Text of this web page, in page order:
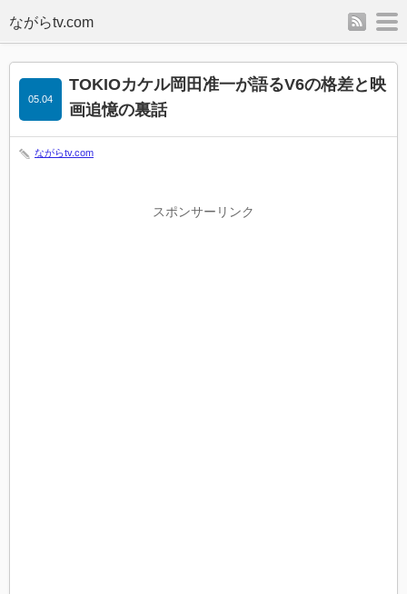
rss
TOKIOカケル岡田准一が語るV6の格差と映
画追憶の裏話
05.04
ながらtv.com
スポンサーリンク